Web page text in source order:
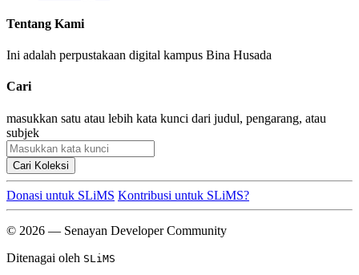
Tentang Kami
Ini adalah perpustakaan digital kampus Bina Husada
Cari
masukkan satu atau lebih kata kunci dari judul, pengarang, atau
subjek
Cari Koleksi
Donasi untuk SLiMS Kontribusi untuk SLiMS?
© 2026 — Senayan Developer Community
Ditenagai oleh SLiMS